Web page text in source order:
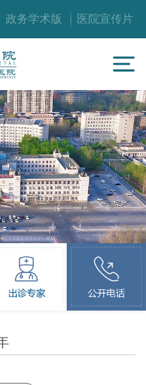
政务学术版 医院宣传片